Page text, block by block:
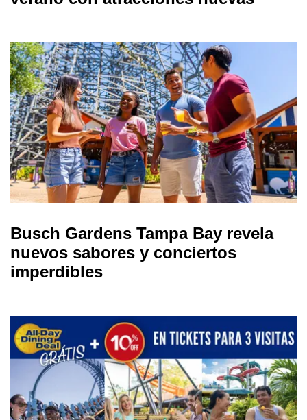
Busch Gardens Tampa Bay revela
nuevos sabores y conciertos
imperdibles